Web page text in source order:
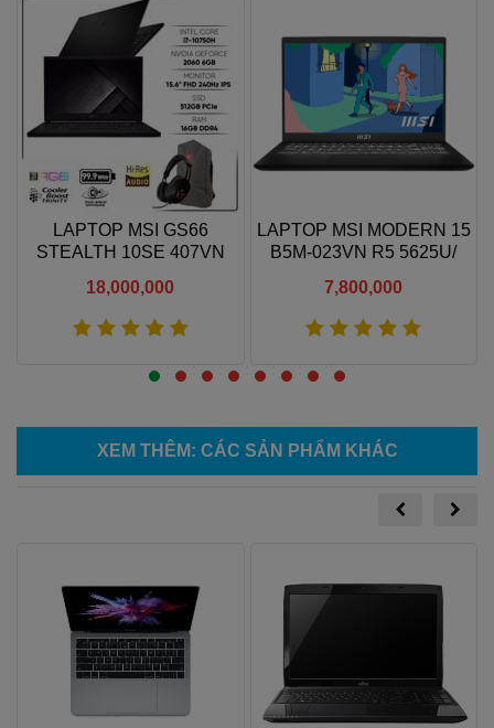
LAPTOP MSI GS66
STEALTH 10SE 407VN
16GB - LAPTOP MSI
18,000,000
Xem thêm
LAPTOP MSI MODERN 15
B5M-023VN R5 5625U/
15.6" FHD
7,800,000
Xem thêm
XEM THÊM: CÁC SẢN PHẨM KHÁC